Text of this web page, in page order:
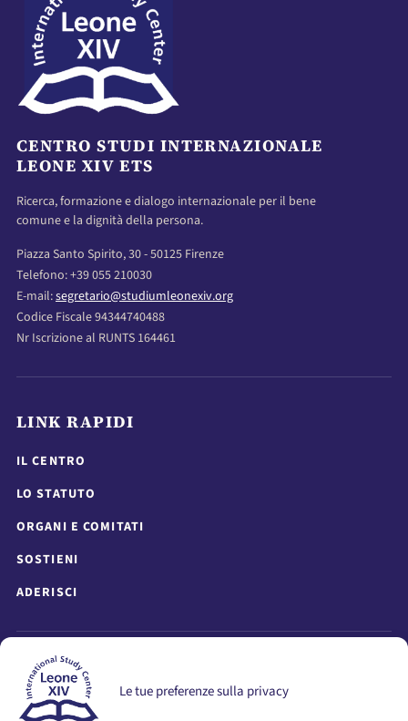
Le tue preferenze sulla privacy
CENTRO STUDI INTERNAZIONALE
LEONE XIV ETS
Ricerca, formazione e dialogo internazionale per il bene
comune e la dignità della persona.
Piazza Santo Spirito, 30 - 50125 Firenze
Telefono: +39 055 210030
E-mail:segretario@studiumleonexiv.org
Codice Fiscale 94344740488
Nr Iscrizione al RUNTS 164461
LINK RAPIDI
IL CENTRO
LO STATUTO
ORGANI E COMITATI
SOSTIENI
ADERISCI
RICEVI AGGIORNAMENTI
Resta informato su attivita, eventi, seminari e pubblicazioni.